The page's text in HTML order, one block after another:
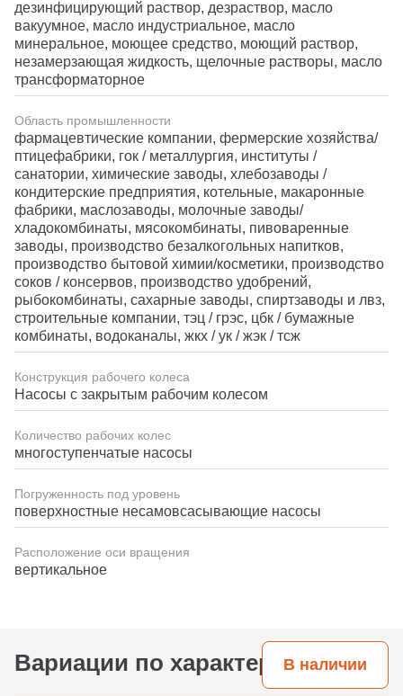
дезинфицирующий раствор, дезраствор, масло
вакуумное, масло индустриальное, масло
минеральное, моющее средство, моющий раствор,
незамерзающая жидкость, щелочные растворы, масло
трансформаторное
Область промышленности
фармацевтические компании, фермерские хозяйства/
птицефабрики, гок / металлургия, институты /
санатории, химические заводы, хлебозаводы /
кондитерские предприятия, котельные, макаронные
фабрики, маслозаводы, молочные заводы/
хладокомбинаты, мясокомбинаты, пивоваренные
заводы, производство безалкогольных напитков,
производство бытовой химии/косметики, производство
соков / консервов, производство удобрений,
рыбокомбинаты, сахарные заводы, спиртзаводы и лвз,
строительные компании, тэц / грэс, цбк / бумажные
комбинаты, водоканалы, жкх / ук / жэк / тсж
Конструкция рабочего колеса
Насосы с закрытым рабочим колесом
Количество рабочих колес
многоступенчатые насосы
Погруженность под уровень
поверхностные несамовсасывающие насосы
Расположение оси вращения
вертикальное
Вариации по характеристикам
В наличии